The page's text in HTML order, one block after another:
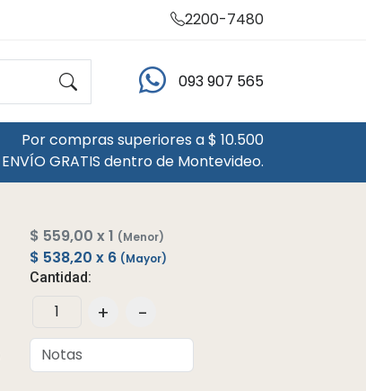
2200-7480
093 907 565
Por compras superiores a $ 10.500
ENVÍO GRATIS dentro de Montevideo.
$ 559,00 x 1 (Menor)
$ 538,20 x 6 (Mayor)
Cantidad:
+ -